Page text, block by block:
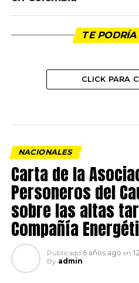
TE
CLICK PARA
NACIONALES
Carta de la
Personeros del
sobre las altas
Compañía
Publicado 6 años ago en
By admin